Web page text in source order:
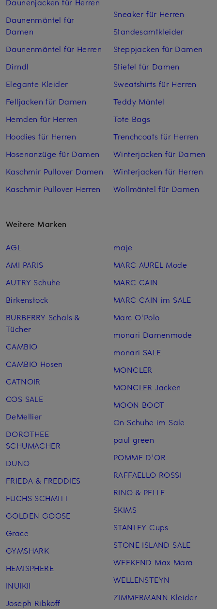
Daunenmäntel für
Damen
Daunenmäntel für Herren
Dirndl
Elegante Kleider
Felljacken für Damen
Hemden für Herren
Hoodies für Herren
Hosenanzüge für Damen
Kaschmir Pullover Damen
Kaschmir Pullover Herren
Sneaker für Herren
Standesamtkleider
Steppjacken für Damen
Stiefel für Damen
Sweatshirts für Herren
Teddy Mäntel
Tote Bags
Trenchcoats für Herren
Winterjacken für Damen
Winterjacken für Herren
Wollmäntel für Damen
Weitere Marken
AGL
AMI PARIS
AUTRY Schuhe
Birkenstock
BURBERRY Schals &
Tücher
CAMBIO
CAMBIO Hosen
CATNOIR
COS SALE
DeMellier
DOROTHEE
SCHUMACHER
DUNO
FRIEDA & FREDDIES
FUCHS SCHMITT
GOLDEN GOOSE
Grace
GYMSHARK
HEMISPHERE
INUIKII
Joseph Ribkoff
maje
MARC AUREL Mode
MARC CAIN
MARC CAIN im SALE
Marc O'Polo
monari Damenmode
monari SALE
MONCLER
MONCLER Jacken
MOON BOOT
On Schuhe im Sale
paul green
POMME D'OR
RAFFAELLO ROSSI
RINO & PELLE
SKIMS
STANLEY Cups
STONE ISLAND SALE
WEEKEND Max Mara
WELLENSTEYN
ZIMMERMANN Kleider